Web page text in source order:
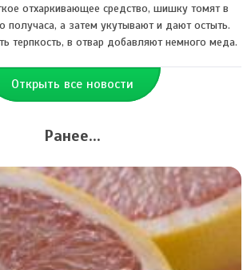
отхаркивающее средство, шишку томят в
получаса, а затем укутывают и дают остыть.
терпкость, в отвар добавляют немного меда.
Открыть все новости
Ранее...